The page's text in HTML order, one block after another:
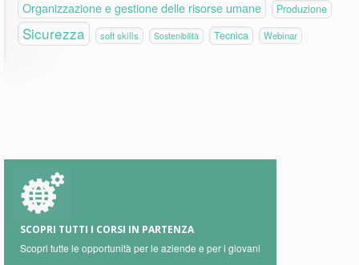
Organizzazione e gestione delle risorse umane Produzione
Sicurezza soft skills Sostenibilità Tecnica Webinar
SCOPRI TUTTI I CORSI IN PARTENZA
Scopri tutte le opportunità per le aziende e per i giovani